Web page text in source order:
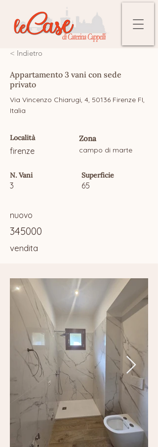
< Indietro
Appartamento 3 vani con sede
privato
Via Vincenzo Chiarugi, 4, 50136 Firenze FI,
Italia
Località
firenze
N. Vani
3
Zona
campo di marte
Superficie
65
nuovo
345000
vendita